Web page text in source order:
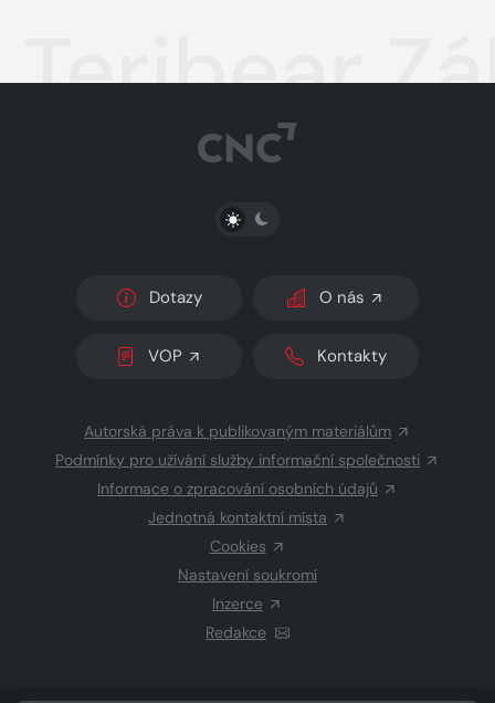
Teribear
PŘEPNOUT SVĚTLÝ/TMAVÝ REŽIM
Dotazy O nás
VOP Kontakty
Autorská práva k publikovaným materiálům
Podmínky pro užívání služby informační společnosti
Informace o zpracování osobních údajů
Jednotná kontaktní místa
Cookies
Nastavení soukromí
Inzerce
Redakce